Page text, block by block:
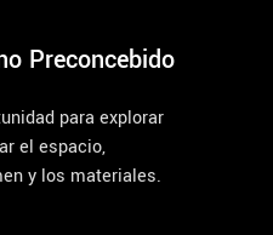
Preconcebido
para explorar
el espacio,
y los materiales.